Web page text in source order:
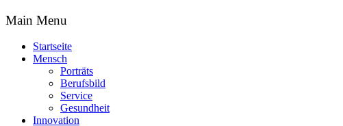
Main Menu
Startseite
Mensch
Porträts
Berufsbild
Service
Gesundheit
Innovation